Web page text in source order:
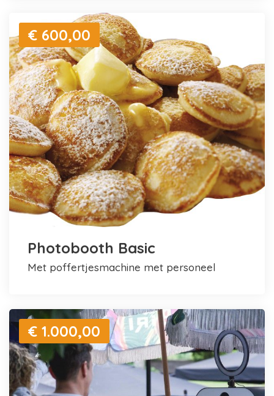
€ 600,00
Photobooth Basic
met poffertjesmachine met personeel
€ 1.000,00